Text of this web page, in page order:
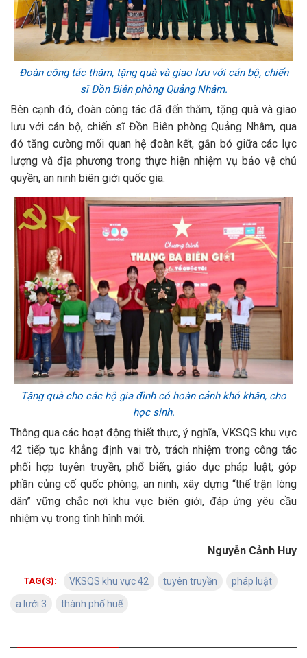
Đoàn công tác thăm, tặng quà và giao lưu với cán bộ, chiến
sĩ Đồn Biên phòng Quảng Nhâm.
Bên cạnh đó, đoàn công tác đã đến thăm, tặng quà và giao
lưu với cán bộ, chiến sĩ Đồn Biên phòng Quảng Nhâm, qua
đó tăng cường mối quan hệ đoàn kết, gắn bó giữa các lực
lượng và địa phương trong thực hiện nhiệm vụ bảo vệ chủ
quyền, an ninh biên giới quốc gia.
Tặng quà cho các hộ gia đình có hoàn cảnh khó khăn, cho
học sinh.
Thông qua các hoạt động thiết thực, ý nghĩa, VKSQS khu vực
42 tiếp tục khẳng định vai trò, trách nhiệm trong công tác
phối hợp tuyên truyền, phổ biến, giáo dục pháp luật; góp
phần củng cố quốc phòng, an ninh, xây dựng “thế trận lòng
dân” vững chắc nơi khu vực biên giới, đáp ứng yêu cầu
nhiệm vụ trong tình hình mới.
Nguyễn Cảnh Huy
TAG(S): VKSQS khu vực 42 tuyên truyền pháp luật
a lưới 3 thành phố huế